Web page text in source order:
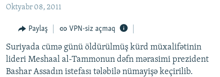
qayıt
#ƏSLINDƏ
FƏRQƏ BAX
QANUNI DOĞRU
ARAŞDIRMA
Oktyabr 08, 2011
Paylaş VPN-siz açmaq
Suriyada cümə günü öldürülmüş kürd müxalifətinin
lideri Meshaal al-Tammonun dəfn mərasimi prezident
Bashar Assadın istefası tələbilə nümayişə keçirilib.